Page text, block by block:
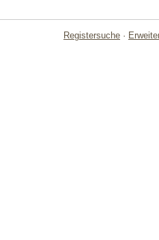
Registersuche ·